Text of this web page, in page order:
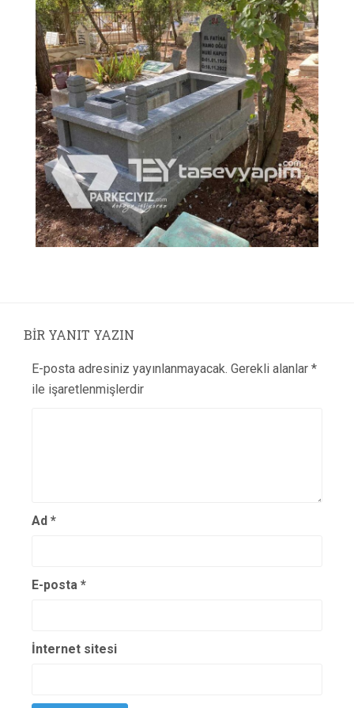
BIR YANIT YAZIN
E-posta adresiniz yayınlanmayacak. Gerekli alanlar *
ile işaretlenmişlerdir
Ad *
E-posta *
İnternet sitesi